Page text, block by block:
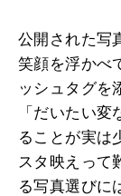
公開された写
笑顔を浮かべ
ッシュタグを
「だいたい
ることが実は
スタ映えって
る写真選びに